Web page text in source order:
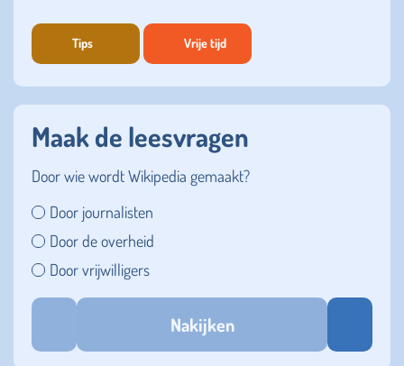
Tips Vrije tijd
Maak de leesvragen
Door wie wordt Wikipedia gemaakt?
Door journalisten
Door de overheid
Door vrijwilligers
Nakijken